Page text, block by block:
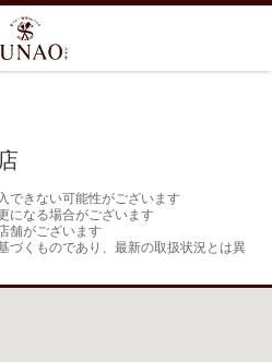
できない可能性がございます
になる場合がございます
舗がございます
づくものであり、最新の取扱状況とは異